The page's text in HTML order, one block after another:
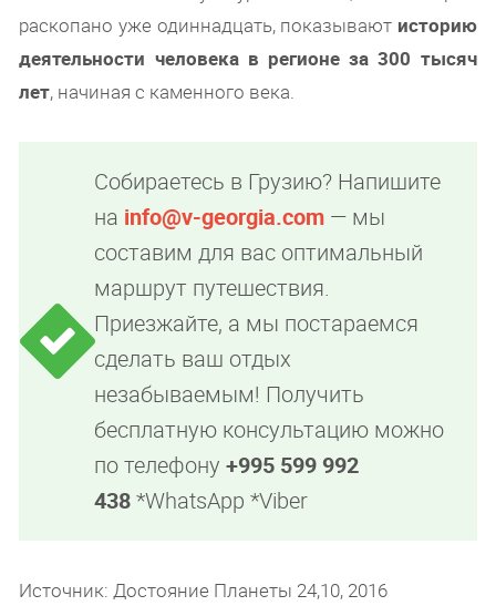
раскопано уже одиннадцать, показывают историю
деятельности человека в регионе за 300 тысяч
лет, начиная с каменного века.
Собираетесь в Грузию? Напишите
на info@v-georgia.com — мы
составим для вас оптимальный
маршрут путешествия.
Приезжайте, а мы постараемся
сделать ваш отдых
незабываемым! Получить
бесплатную консультацию можно
по телефону +995 599 992
438*WhatsApp *Viber
Источник: Достояние Планеты 24,10, 2016